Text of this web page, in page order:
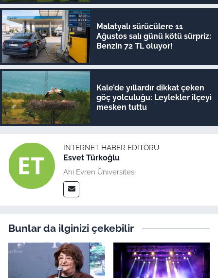
Malatyalı sürücülere 11
Ağustos salı günü kötü sürpriz:
Benzin 72 TL oluyor!
Kale’de yıllardır dikkat çeken
göç yolculuğu: Leylekler ilçeyi
mesken tuttu
İNTERNET HABER EDITÖRÜ
Esvet Türkoğlu
Ahi Evren Üniversitesi
Bunlar da ilginizi çekebilir